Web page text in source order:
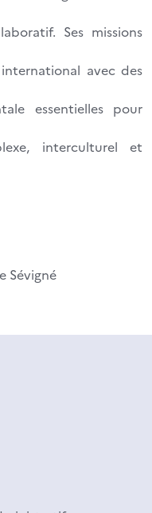
Ses missions
avec des
essentielles pour
interculturel et
Sévigné